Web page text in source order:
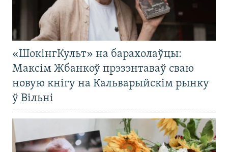
«ШокінгКульт» на барахолаўцы:
Максім Жбанкоў прэзэнтаваў сваю
новую кнігу на Кальварыйскім рынку
ў Вільні